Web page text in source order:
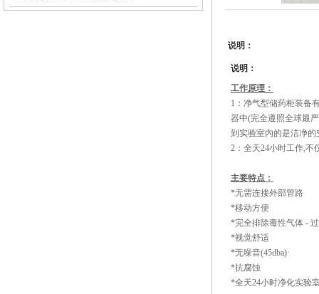
说明：
说明：
工作原理：
1：净气型储药柜装备
器中(完全遵照全球最
到实验室内的是洁净
2：全天24小时工作,不
主要特点：
*无需连接外部管路
*移动方便
*完全排除毒性气体 -
*视觉舒适
*无噪音(45dba)·
*抗腐蚀
*全天24小时净化实验